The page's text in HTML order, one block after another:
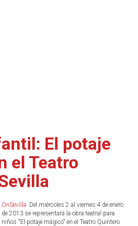
El potaje
el Teatro
OnSevilla. Del miércoles 2 al viernes 4 de enero
de 2013 se representará la obra teatral para
niños "El potaje mágico" en el Teatro Quintero